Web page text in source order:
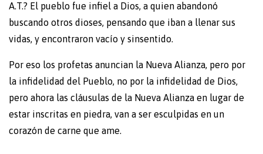
A.T.? El pueblo fue infiel a Dios, a quien abandonó
buscando otros dioses, pensando que iban a llenar sus
vidas, y encontraron vacío y sinsentido.
Por eso los profetas anuncian la Nueva Alianza, pero por
la infidelidad del Pueblo, no por la infidelidad de Dios,
pero ahora las cláusulas de la Nueva Alianza en lugar de
estar inscritas en piedra, van a ser esculpidas en un
corazón de carne que ame.